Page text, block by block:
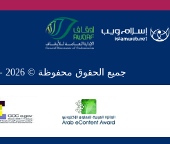
جميع الحقوق محفوظة © 2026 - 1998 لشبكة إسلام ويب